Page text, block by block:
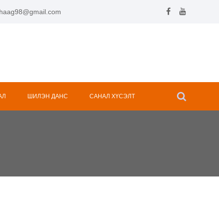
ШИЛЭН ДАНС САНАЛ ХҮСЭЛТ